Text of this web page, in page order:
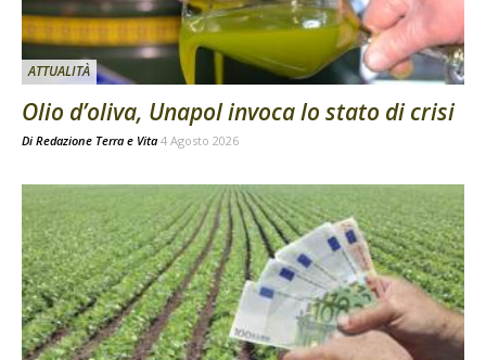
ATTUALITÀ
Olio d’oliva, Unapol invoca lo stato di crisi
Di Redazione Terra e Vita 4 Agosto 2026